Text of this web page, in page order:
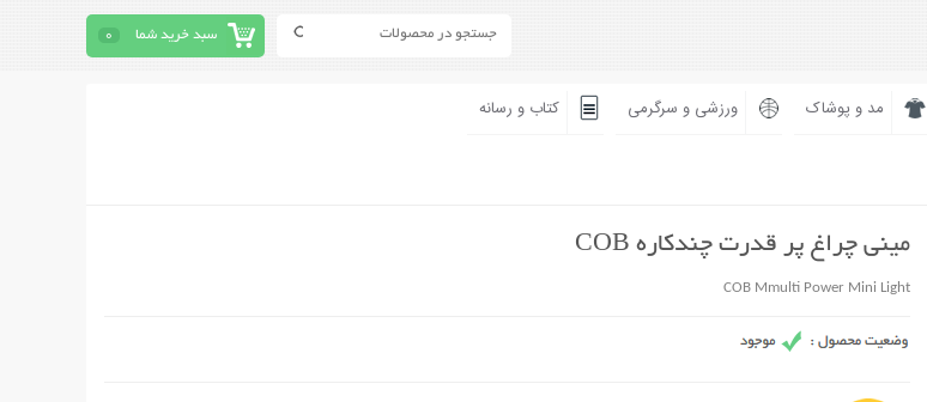
سبد خرید شما 0
مد و پوشاک ورزشی و سرگرمی کتاب و رسانه
مینی چراغ پر قدرت چندکاره COB
COB Mmulti Power Mini Light